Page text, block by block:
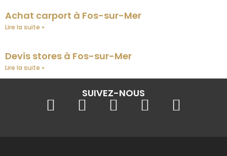
Achat carport à Fos-sur-Mer
Lire la suite »
Devis stores à Fos-sur-Mer
Lire la suite »
SUIVEZ-NOUS